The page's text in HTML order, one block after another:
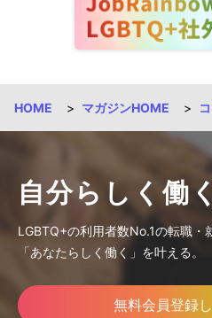
HOME マガジンHOME
自分らしく働く
LGBTQ+の利用者数No.1の転職・
「あなたらしく働く」を叶える。
無料会員登録